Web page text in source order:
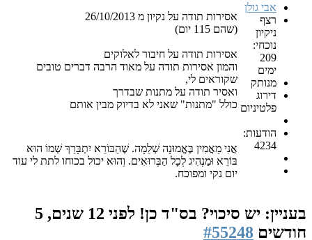
אבי גולן
רצף
ניקיון
נוכחי:
209
ימים
מנותק
דירוג
פלטיניום
הודעות:
4234
אסירות תודה על נקיון מ 26/10/2013
(שהם 115 יום)
אסירות תודה על חיבור לאלוקים
והמון אסירות תודה על מאוד הרבה דברים טובים
שקוראים לי,
ואסיר תודה על מתנות שבדרך
כולל "מתנות" שאני לא בדיוק מבין אותם
אֲנִי מַאֲמִין בֶּאֱמוּנָה שְׁלֵמָה. שֶׁהַבּוֹרֵא יִתְבָּרַךְ שְׁמוֹ הוּא
בּוֹרֵא וּמַנְהִיג לְכָל הַבְּרוּאִים. וְהוּא יכול בכוחו לתת לי עוד
יום נקי ומפוכח.
בעניין: יש סיכוי? בס"ד כן!
לפני 12 שנים, 5
חודשים #55248